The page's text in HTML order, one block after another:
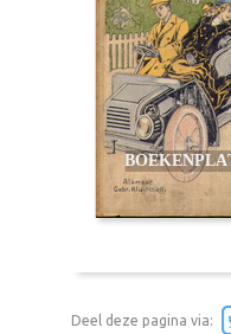
Deel deze pagina via: